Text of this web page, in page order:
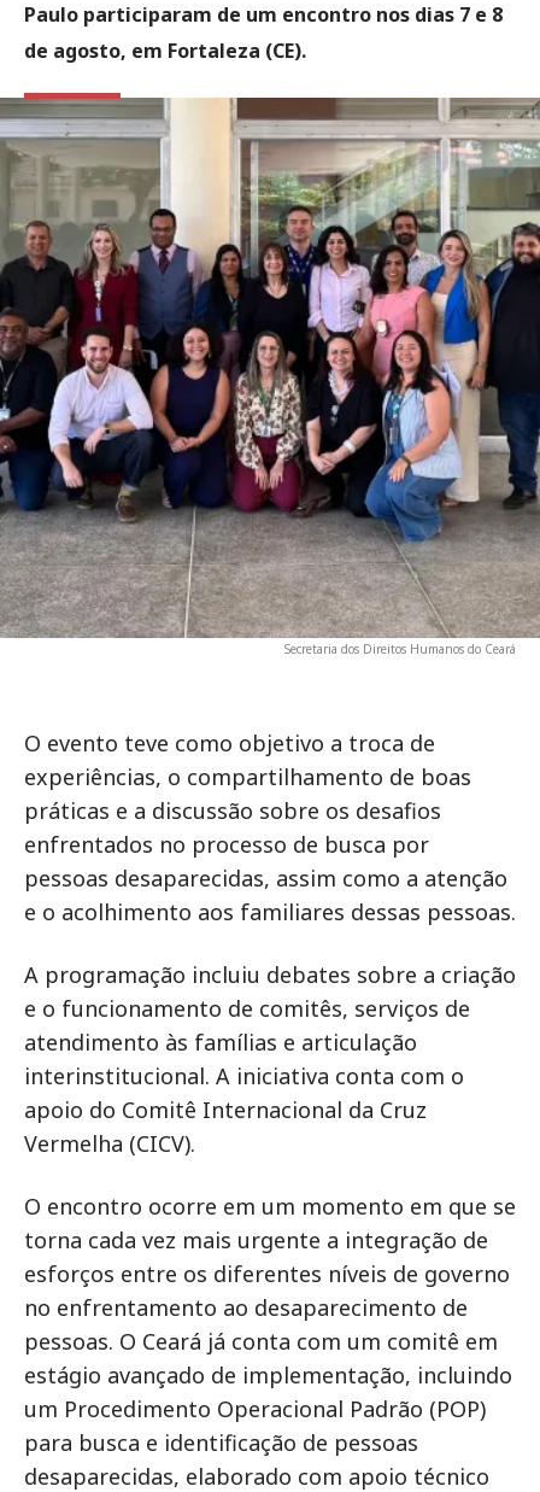
Paulo participaram de um encontro nos dias 7 e 8
de agosto, em Fortaleza (CE).
Secretaria dos Direitos Humanos do Ceará
O evento teve como objetivo a troca de
experiências, o compartilhamento de boas
práticas e a discussão sobre os desafios
enfrentados no processo de busca por
pessoas desaparecidas, assim como a atenção
e o acolhimento aos familiares dessas pessoas.
A programação incluiu debates sobre a criação
e o funcionamento de comitês, serviços de
atendimento às famílias e articulação
interinstitucional. A iniciativa conta com o
apoio do Comitê Internacional da Cruz
Vermelha (CICV).
O encontro ocorre em um momento em que se
torna cada vez mais urgente a integração de
esforços entre os diferentes níveis de governo
no enfrentamento ao desaparecimento de
pessoas. O Ceará já conta com um comitê em
estágio avançado de implementação, incluindo
um Procedimento Operacional Padrão (POP)
para busca e identificação de pessoas
desaparecidas, elaborado com apoio técnico